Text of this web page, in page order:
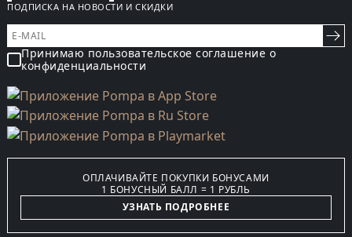
ПОДПИСКА НА НОВОСТИ И СКИДКИ
Принимаю пользовательское соглашение о
конфиденциальности
ОПЛАЧИВАЙТЕ ПОКУПКИ БОНУСАМИ
1 БОНУСНЫЙ БАЛЛ = 1 РУБЛЬ
УЗНАТЬ ПОДРОБНЕЕ